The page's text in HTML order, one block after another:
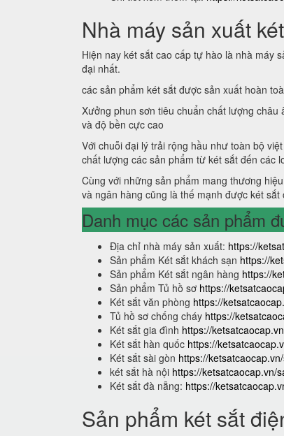
Nhà máy sản xuất
Hiện nay két sắt cao cấp tự hào là nhà máy
đại nhất.
các sản phẩm két sắt được sản xuất hoàn
Xưởng phun sơn tiêu chuẩn chất lượng
và độ bền cực cao
Với chuỗi đại lý trải rộng hầu như toàn bộ
chất lượng các sản phẩm từ két sắt đến các
Cùng với những sản phẩm mang thương
và ngân hàng cũng là thế mạnh được két sắt
Danh mục các sản phẩm
Địa chỉ nhà máy sản xuất: https://
Sản phẩm Két sắt khách sạn https://
Sản phẩm Két sắt ngân hàng https://
Sản phẩm Tủ hồ sơ https://
Két sắt văn phòng https://
Tủ hồ sơ chống cháy https://
Két sắt gia đình https://
Két sắt hàn quốc https://
Két sắt sài gòn https://
két sắt hà nội https://ketsatcaocap.vn/
Két sắt đà nẵng: https://
Sản phẩm két sắt